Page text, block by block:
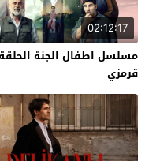
02:12:17
قرمزي